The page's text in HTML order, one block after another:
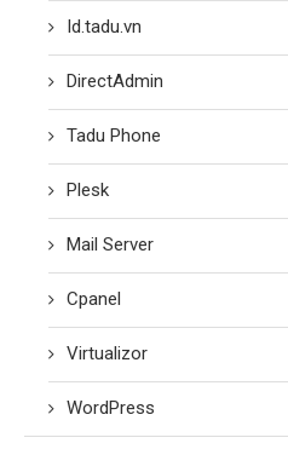
Id.tadu.vn
DirectAdmin
Tadu Phone
Plesk
Mail Server
Cpanel
Virtualizor
WordPress